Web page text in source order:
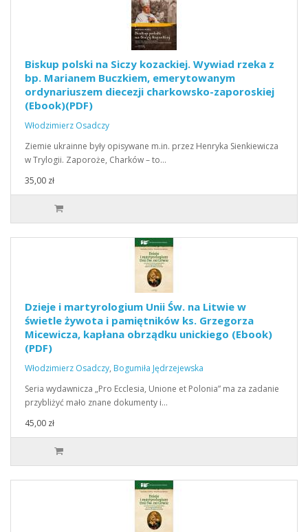
Biskup polski na Siczy kozackiej. Wywiad rzeka z
bp. Marianem Buczkiem, emerytowanym
ordynariuszem diecezji charkowsko-zaporoskiej
(Ebook)(PDF)
Włodzimierz Osadczy
Ziemie ukrainne były opisywane m.in. przez Henryka Sienkiewicza
w Trylogii. Zaporoże, Charków – to…
35,00 zł
Dzieje i martyrologium Unii Św. na Litwie w
świetle żywota i pamiętników ks. Grzegorza
Micewicza, kapłana obrządku unickiego (Ebook)
(PDF)
Włodzimierz Osadczy, Bogumiła Jędrzejewska
Seria wydawnicza „Pro Ecclesia, Unione et Polonia” ma za zadanie
przybliżyć mało znane dokumenty i…
45,00 zł